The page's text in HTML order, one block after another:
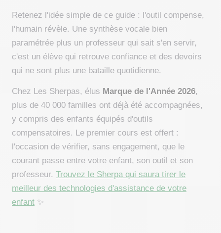
Retenez l'idée simple de ce guide : l'outil compense,
l'humain révèle. Une synthèse vocale bien
paramétrée plus un professeur qui sait s'en servir,
c'est un élève qui retrouve confiance et des devoirs
qui ne sont plus une bataille quotidienne.
Chez Les Sherpas, élus Marque de l'Année 2026,
plus de 40 000 familles ont déjà été accompagnées,
y compris des enfants équipés d'outils
compensatoires. Le premier cours est offert :
l'occasion de vérifier, sans engagement, que le
courant passe entre votre enfant, son outil et son
professeur. Trouvez le Sherpa qui saura tirer le
meilleur des technologies d'assistance de votre
enfant ✨